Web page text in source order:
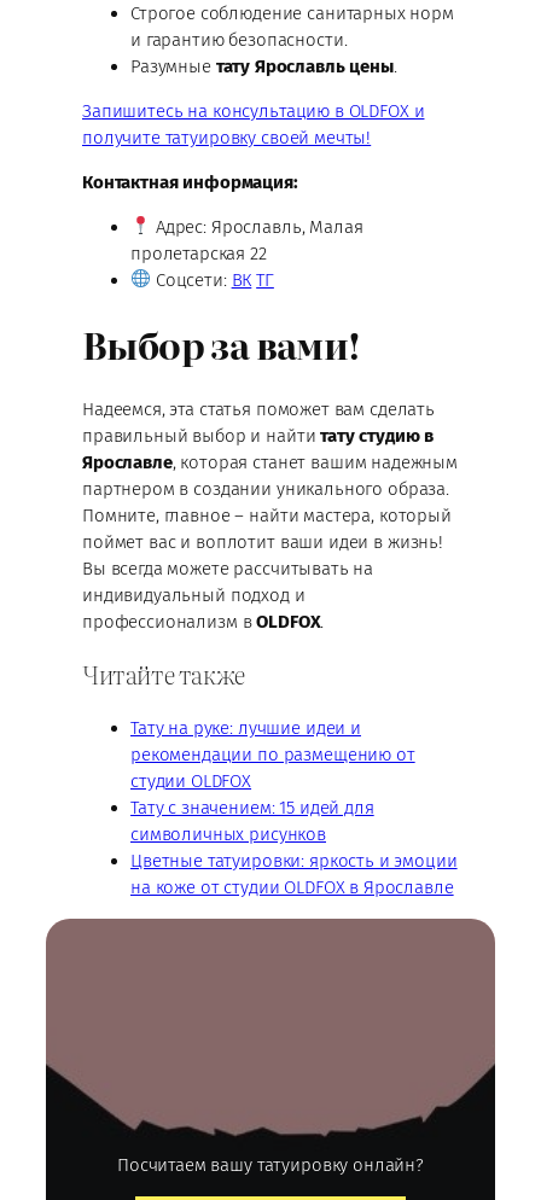
Строгое соблюдение санитарных норм
и гарантию безопасности.
Разумные тату Ярославль цены.
Запишитесь на консультацию в OLDFOX и
получите татуировку своей мечты!
Контактная информация:
Адрес: Ярославль, Малая
пролетарская 22
Соцсети: ВК ТГ
Выбор за вами!
Надеемся, эта статья поможет вам сделать
правильный выбор и найтитату студию в
Ярославле, которая станет вашим надежным
партнером в создании уникального образа.
Помните, главное – найти мастера, который
поймет вас и воплотит ваши идеи в жизнь!
Вы всегда можете рассчитывать на
индивидуальный подход и
профессионализм вOLDFOX.
Читайте также
Тату на руке: лучшие идеи и
рекомендации по размещению от
студии OLDFOX
Тату с значением: 15 идей для
символичных рисунков
Цветные татуировки: яркость и эмоции
на коже от студии OLDFOX в Ярославле
Посчитаем вашу татуировку онлайн?